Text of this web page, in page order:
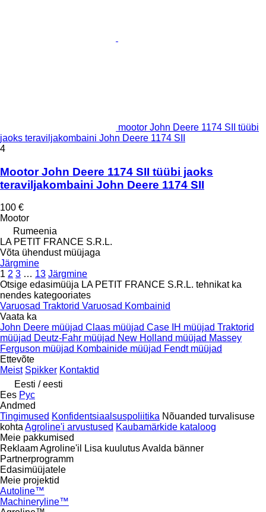
mootor John Deere 1174 SII tüübi
jaoks teraviljakombaini John Deere 1174 SII
4
Mootor John Deere 1174 SII tüübi jaoks
teraviljakombaini John Deere 1174 SII
100 €
Mootor
Rumeenia
LA PETIT FRANCE S.R.L.
Võta ühendust müüjaga
Järgmine
1 2 3 … 13 Järgmine
Otsige edasimüüja LA PETIT FRANCE S.R.L. tehnikat ka
nendes kategooriates
Varuosad Traktorid Varuosad Kombainid
Vaata ka
John Deere müüjad Claas müüjad Case IH müüjad Traktorid
müüjad Deutz-Fahr müüjad New Holland müüjad Massey
Ferguson müüjad Kombainide müüjad Fendt müüjad
Ettevõte
Meist Spikker Kontaktid
Eesti / eesti
Ees Рус
Andmed
Tingimused Konfidentsiaalsuspoliitika Nõuanded turvalisuse
kohta Agroline'i arvustused Kaubamärkide kataloog
Meie pakkumised
Reklaam Agroline'il
Lisa kuulutusAvalda bänner
Partnerprogramm
Edasimüüjatele
Meie projektid
Autoline™
Machineryline™